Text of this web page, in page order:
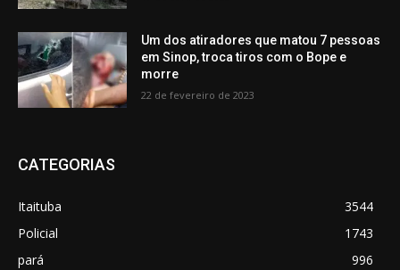
Um dos atiradores que matou 7 pessoas
em Sinop, troca tiros com o Bope e
morre
22 de fevereiro de 2023
CATEGORIAS
Itaituba
3544
Policial
1743
pará
996